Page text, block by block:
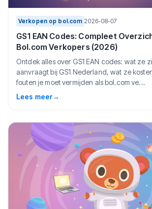
Verkopen op bol.com 2026-08-07
GS1 EAN Codes: Compleet
Bol.com Verkopers (2026)
Ontdek alles over GS1 EAN codes: wat ze
aanvraagt bij GS1 Nederland, wat ze
fouten je moet vermijden als bol.com ve...
Lees meer→